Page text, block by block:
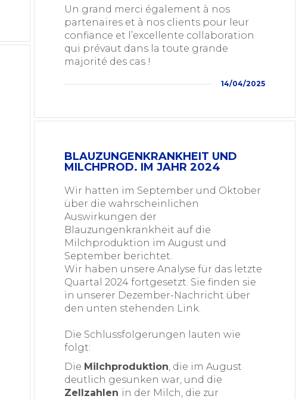
Un grand merci également à nos
partenaires et à nos clients pour leur
confiance et l’excellente collaboration
qui prévaut dans la toute grande
majorité des cas !
14/04/2025
BLAUZUNGENKRANKHEIT UND
MILCHPROD. IM JAHR 2024
Wir hatten im September und Oktober
über die wahrscheinlichen
Auswirkungen der
Blauzungenkrankheit auf die
Milchproduktion im August und
September berichtet.
Wir haben unsere Analyse für das letzte
Quartal 2024 fortgesetzt. Sie finden sie
in unserer Dezember-Nachricht über
den unten stehenden Link.
Die Schlussfolgerungen lauten wie
folgt:
Die Milchproduktion, die im August
deutlich gesunken war, und die
Zellzahlen in der Milch, die zur